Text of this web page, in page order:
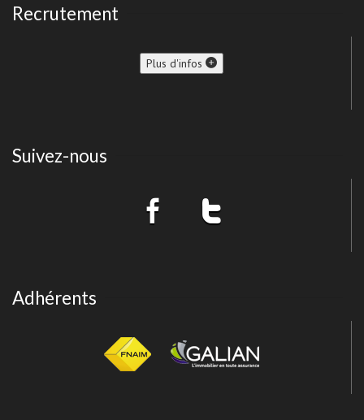
Recrutement
Plus d'infos
Suivez-nous
Adhérents